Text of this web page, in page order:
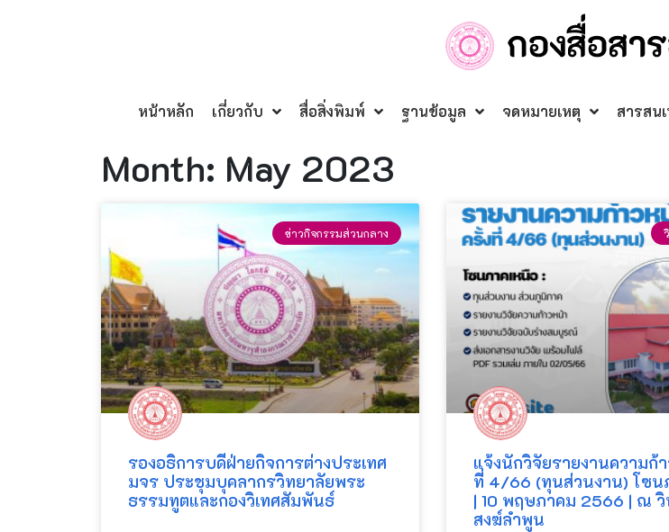
หน้าหลัก เกี่ยวกับ สื่อสิ่งพิมพ์ ฐานข้อมูล จดหมายเหตุ สารสน
Month: May 2023
ข่าวกิจกรรมส่วนกลาง
รองอธิการบดีฝ่ายกิจการต่างประเทศ
มจร ประชุมบุคลากรวิทยาลัยพระ
ธรรมทูตและกองวิเทศสัมพันธ์
แจ้งนักวิจัยรายงานความก้
ที่ 4/66 (ทุนส่วนงาน) โซน
| 10 พฤษภาคม 2566 | ณ วิ
สงฆ์ลำพูน